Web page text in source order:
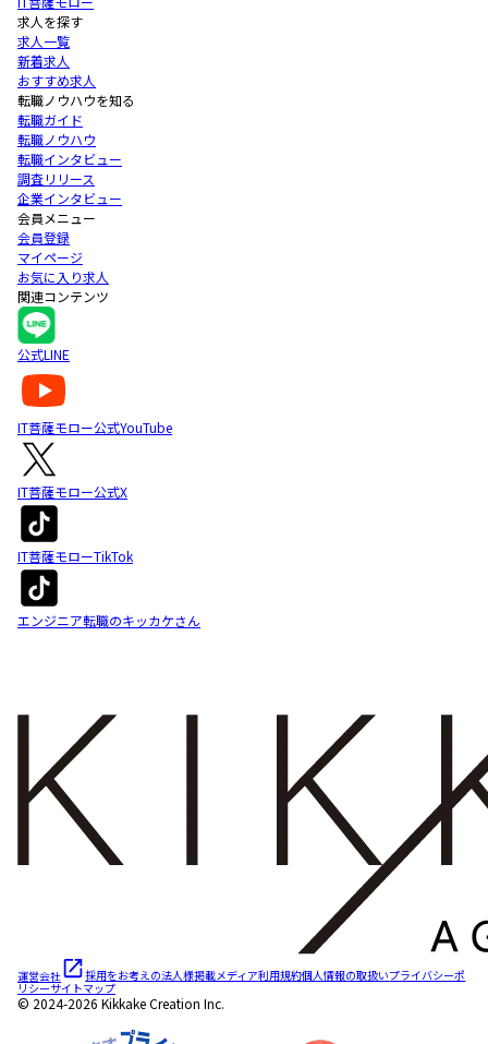
求人を探す
求人一覧
新着求人
おすすめ求人
転職ノウハウを知る
転職ガイド
転職ノウハウ
転職インタビュー
調査リリース
企業インタビュー
会員メニュー
会員登録
マイページ
お気に入り求人
関連コンテンツ
公式LINE
IT菩薩モロー公式YouTube
IT菩薩モロー公式X
IT菩薩モローTikTok
エンジニア転職のキッカケさん
運営会社 採用をお考えの法人様掲載メディア利用規約個人情報の取扱いプライバシーポ
リシーサイトマップ
© 2024-2026 Kikkake Creation Inc.